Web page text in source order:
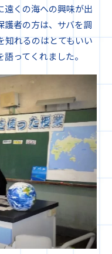
遠くの海への興味が出
護者の方は、サバを調
知れるのはとてもいい
ってくれました。